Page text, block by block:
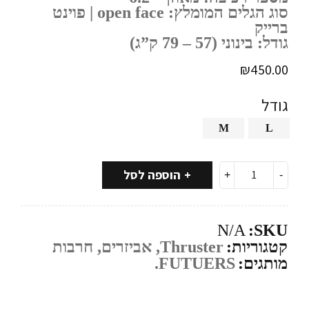
סוג הגלים המומלץ: open face | פוינט
ברייק
גודל: בינוני (57 – 79 ק”ג)
₪450.00
גודל
L
M
הוספה לסל
SKU:
N/A
קטגוריות: Thruster
, אביזרים, חרבות
מותגים: FUTUERS.